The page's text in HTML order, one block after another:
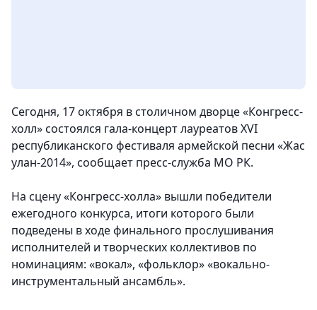
Сегодня, 17 октября в столичном дворце «Конгресс-
холл» состоялся гала-концерт лауреатов XVI
республиканского фестиваля армейской песни «Жас
улан-2014», сообщает пресс-служба МО РК.
На сцену «Конгресс-холла» вышли победители
ежегодного конкурса, итоги которого были
подведены в ходе финального прослушивания
исполнителей и творческих коллективов по
номинациям: «вокал», «фольклор» «вокально-
инструментальный ансамбль».